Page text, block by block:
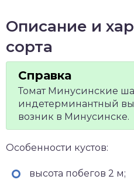
Описание и
сорта
Томат Минусинские
индетерминантный
возник в Минусинске.
Особенности кустов:
высота побегов 2 м;